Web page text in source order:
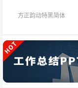
方正韵动特黑简体